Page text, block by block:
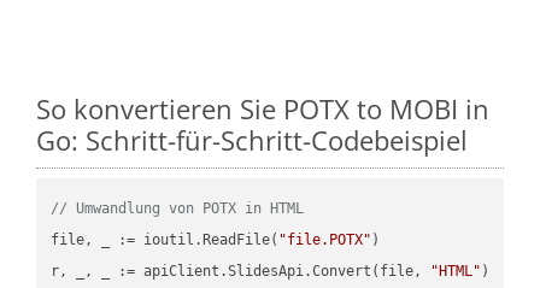
So konvertieren Sie POTX to MOBI in
Go: Schritt-für-Schritt-Codebeispiel
// Umwandlung von POTX in HTML
file, _ := ioutil.ReadFile( "file.POTX" )
r, _, _ := apiClient.SlidesApi.Convert(file,
"HTML" )